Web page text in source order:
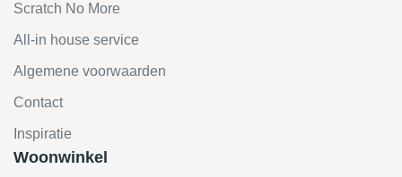
Scratch No More
All-in house service
Algemene voorwaarden
Contact
Inspiratie
Woonwinkel